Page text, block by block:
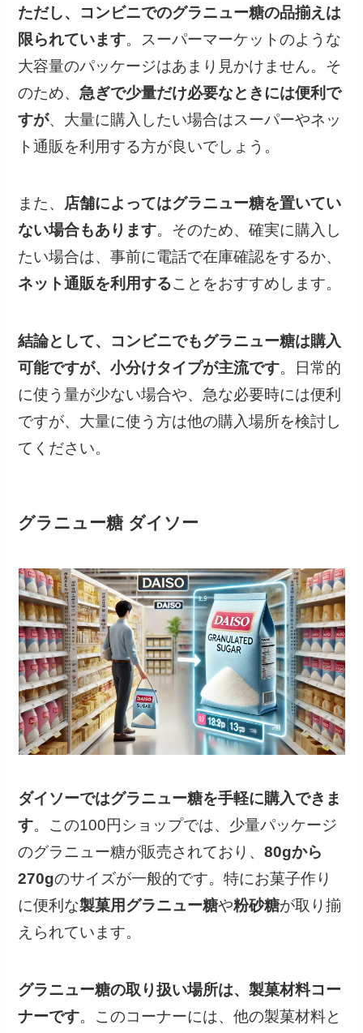
ただし、コンビニでのグラニュー糖の品揃えは
限られています。スーパーマーケットのような
大容量のパッケージはあまり見かけません。そ
のため、急ぎで少量だけ必要なときには便利で
すが、大量に購入したい場合はスーパーやネッ
ト通販を利用する方が良いでしょう。
また、 店舗によってはグラニュー糖を置いてい
ない場合もあります。そのため、確実に購入し
たい場合は、事前に電話で在庫確認をするか、
ネット通販を利用することをおすすめします。
結論として、コンビニでもグラニュー糖は購入
可能ですが、小分けタイプが主流です。日常的
に使う量が少ない場合や、急な必要時には便利
ですが、大量に使う方は他の購入場所を検討し
てください。
グラニュー糖 ダイソー
ダイソーではグラニュー糖を手軽に購入できま
す。この100円ショップでは、少量パッケージ
のグラニュー糖が販売されており、80gから
270gのサイズが一般的です。特にお菓子作り
に便利な製菓用グラニュー糖や粉砂糖が取り揃
えられています。
グラニュー糖の取り扱い場所は、製菓材料コー
ナーです。このコーナーには、他の製菓材料と